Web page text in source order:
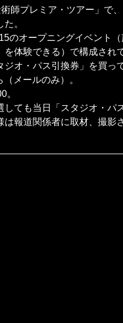
師プレミア・ツアー」で
。
のオープニングイベント
を体験できる）で構成さ
オ・パス引換券」を買っ
（メールのみ）。
。
ても当日「スタジオ・パ
報道関係者に取材、撮影